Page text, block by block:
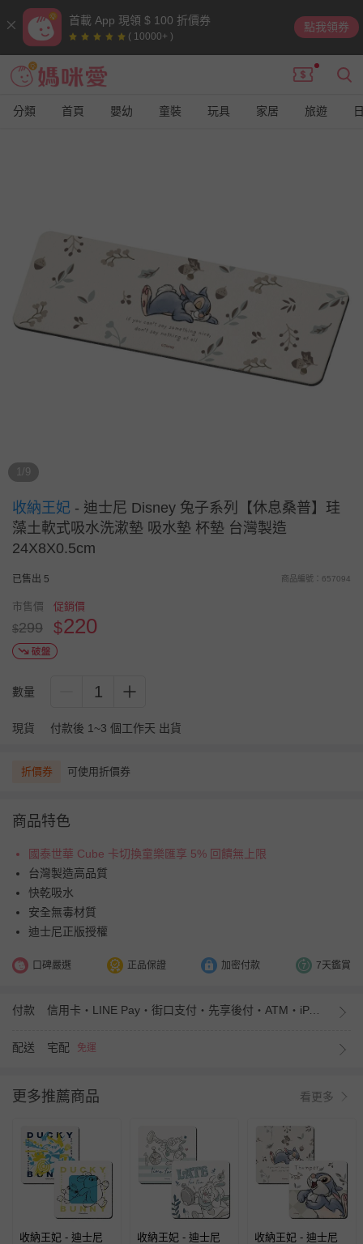
首載 App 現領 $ 100 折價券
( 10000+ )
點我領券
分類 首頁 嬰幼 童裝 玩具 家居 旅遊
1/9
收納王妃 - 迪士尼 Disney 兔子系列【休息桑普】珪
藻土軟式吸水洗漱墊 吸水墊 杯墊 台灣製造
24X8X0.5cm
已售出 5 商品編號：657094
市售價
$299
促銷價
$220
數量 1
現貨 付款後 1~3 個工作天 出貨
折價券 可使用折價券
商品特色
國泰世華 Cube 卡切換童樂匯享 5% 回饋無上限
台灣製造高品質
快乾吸水
安全無毒材質
迪士尼正版授權
口碑嚴選 正品保證 加密付款 7天鑑賞
付款 信用卡・LINE Pay・街口支付・先享後付・ATM・iPASS MONEY
配送 宅配 免運
更多推薦商品 看更多
收納王妃 - 迪士尼
收納王妃 - 迪士尼
收納王妃 - 迪士尼